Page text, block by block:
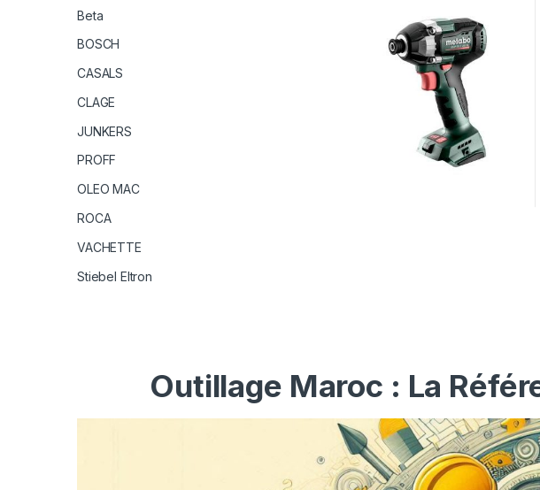
Beta
BOSCH
CASALS
CLAGE
JUNKERS
PROFF
OLEO MAC
ROCA
VACHETTE
Stiebel Eltron
Outillage Maroc : La